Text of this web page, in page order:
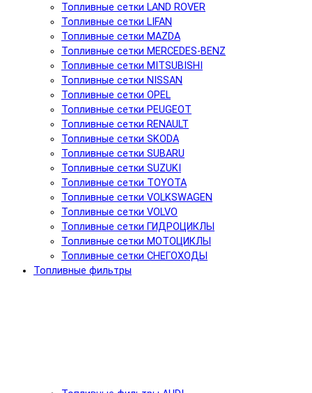
Топливные сетки LAND ROVER
Топливные сетки LIFAN
Топливные сетки MAZDA
Топливные сетки MERCEDES-BENZ
Топливные сетки MITSUBISHI
Топливные сетки NISSAN
Топливные сетки OPEL
Топливные сетки PEUGEOT
Топливные сетки RENAULT
Топливные сетки SKODA
Топливные сетки SUBARU
Топливные сетки SUZUKI
Топливные сетки TOYOTA
Топливные сетки VOLKSWAGEN
Топливные сетки VOLVO
Топливные сетки ГИДРОЦИКЛЫ
Топливные сетки МОТОЦИКЛЫ
Топливные сетки СНЕГОХОДЫ
Топливные фильтры